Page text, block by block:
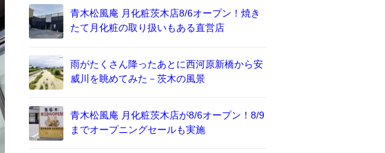
青木松風庵 月化粧茨木店8/6オープン！焼き
たて月化粧の取り扱いもある直営店
雨がたくさん降ったあとに西河原新橋から安
威川を眺めてみた－茨木の風景
青木松風庵 月化粧茨木店が8/6オープン！8/9
までオープニングセールも実施